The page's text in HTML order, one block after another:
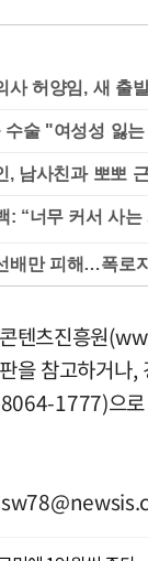
사 허양임, 새 출
수술 "여성성 잃
, 남사친과 뽀뽀
배만 피해…폭로
텐츠진흥원
을 참고하거나,
1777)으로